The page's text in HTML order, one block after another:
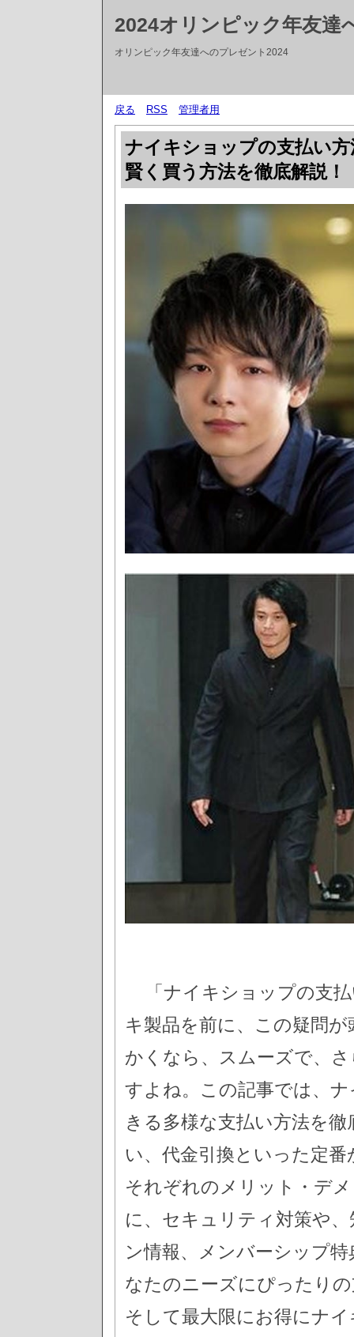
2024オリンピック年友達
オリンピック年友達へのプレゼント2024
戻る RSS 管理者用
ナイキショップの支払い
賢く買う方法を徹底解説！
「ナイキショップの支
キ製品を前に、この疑問
かくなら、スムーズで、
すよね。この記事では、
きる多様な支払い方法を
い、代金引換といった定
それぞれのメリット・デ
に、セキュリティ対策や
ン情報、メンバーシップ
なたのニーズにぴったり
そして最大限にお得にナ